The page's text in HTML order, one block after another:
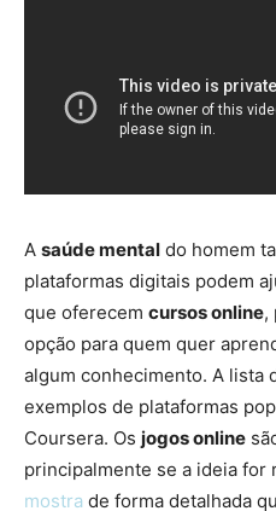
A saúde mental do homem
plataformas digitais podem
que oferecem cursos online,
opção para quem quer
algum conhecimento. A lista
exemplos de plataformas
Coursera. Os jogos online
principalmente se a ideia for
mostra de forma detalhada